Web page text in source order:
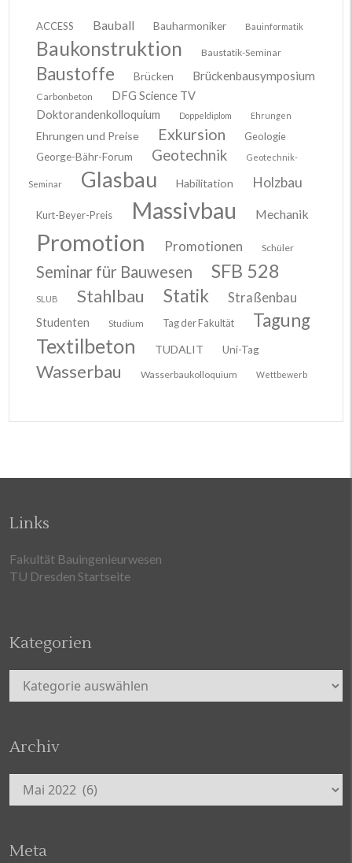
ACCESS Bauball Bauharmoniker Bauinformatik
Baukonstruktion Baustatik-Seminar
Baustoffe Brücken Brückenbausymposium
Carbonbeton
DFG Science TV
Doktorandenkolloquium
Doppeldiplom Ehrungen
Ehrungen und Preise Exkursion
Geologie
George-Bähr-Forum
Geotechnik Geotechnik-
Seminar Glasbau Habilitation Holzbau
Kurt-Beyer-Preis Massivbau Mechanik
Promotion Promotionen Schüler
Seminar für Bauwesen SFB 528
SLUB Stahlbau Statik Straßenbau
Studenten Studium Tag der Fakultät Tagung
Textilbeton TUDALIT Uni-Tag
Wasserbau Wasserbaukolloquium Wettbewerb
Links
Fakultät Bauingenieurwesen
TU Dresden Startseite
Kategorien
Kategorien
Archiv
Archiv
Meta